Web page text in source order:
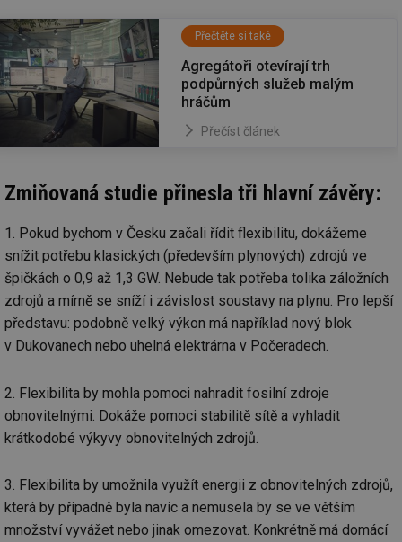
Přečtěte si také
Agregátoři otevírají trh
podpůrných služeb malým
hráčům
Přečíst článek
Zmiňovaná studie přinesla tři hlavní závěry:
1. Pokud bychom v Česku začali řídit flexibilitu, dokážeme
snížit potřebu klasických (především plynových) zdrojů ve
špičkách o 0,9 až 1,3 GW. Nebude tak potřeba tolika záložních
zdrojů a mírně se sníží i závislost soustavy na plynu. Pro lepší
představu: podobně velký výkon má například nový blok
v Dukovanech nebo uhelná elektrárna v Počeradech.
2. Flexibilita by mohla pomoci nahradit fosilní zdroje
obnovitelnými. Dokáže pomoci stabilitě sítě a vyhladit
krátkodobé výkyvy obnovitelných zdrojů.
3. Flexibilita by umožnila využít energii z obnovitelných zdrojů,
která by případně byla navíc a nemusela by se ve větším
množství vyvážet nebo jinak omezovat. Konkrétně má domácí